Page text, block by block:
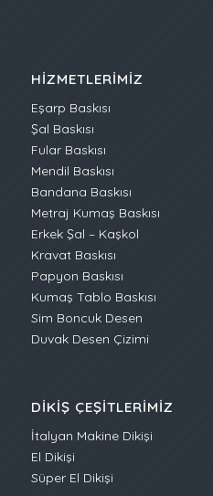
HIZMETLERIMIZ
Eşarp Baskısı
Şal Baskısı
Fular Baskısı
Mendil Baskısı
Bandana Baskısı
Metraj Kumaş Baskısı
Erkek Şal – Kaşkol
Kravat Baskısı
Papyon Baskısı
Kumaş Tablo Baskısı
Sim Boncuk Desen
Duvak Desen Çizimi
DIKIŞ ÇEŞITLERIMIZ
İtalyan Makine Dikişi
El Dikişi
Süper El Dikişi